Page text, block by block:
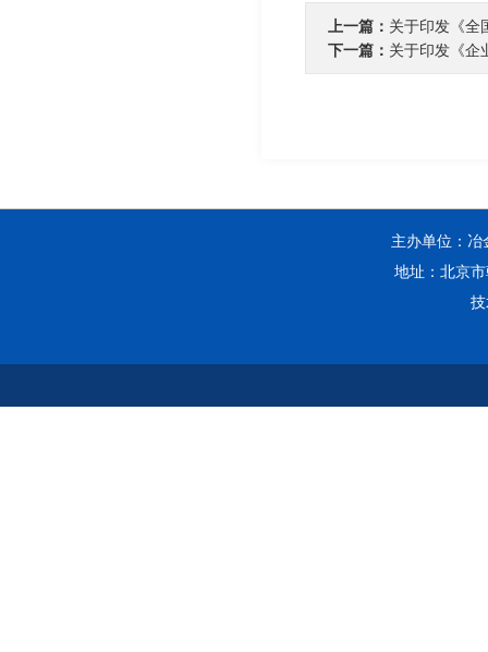
上一篇： 关于印发《全
下一篇： 关于印发《企
主办单位：
地址：北京